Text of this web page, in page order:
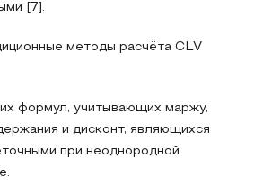
[7].
методы расчёта CLV
формул, учитывающих маржу,
и дисконт, являющихся
при неоднородной